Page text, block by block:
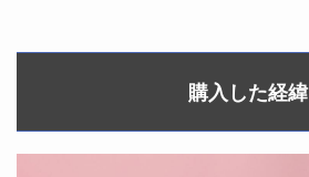
購入した経緯